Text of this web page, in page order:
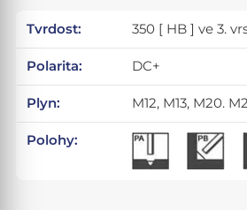
Tvrdost: 350 [ HB ] ve 3.
Polarita: DC+
Plyn: M12, M13, M20.
Polohy: